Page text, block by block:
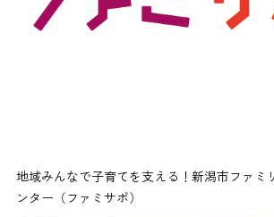
地域みんなで子育てを支える！新潟市ファミ
ンター（ファミサポ）